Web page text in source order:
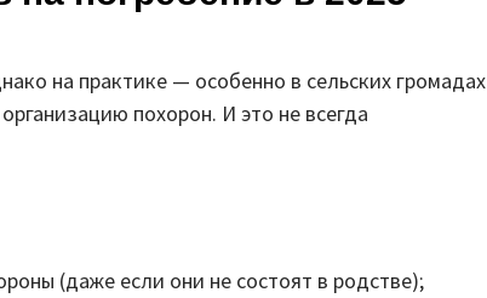
на практике — особенно в сельских громадах
похорон. И это не всегда
(даже если они не состоят в родстве);